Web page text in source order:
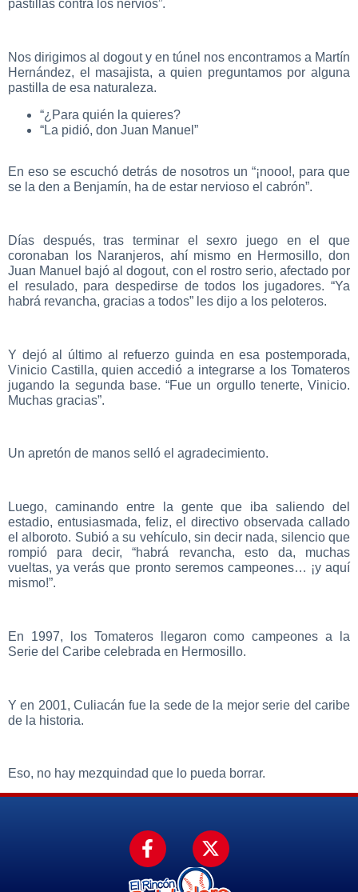
pastillas contra los nervios”.
Nos dirigimos al dogout y en túnel nos encontramos a Martín
Hernández, el masajista, a quien preguntamos por alguna
pastilla de esa naturaleza.
“¿Para quién la quieres?
“La pidió, don Juan Manuel”
En eso se escuchó detrás de nosotros un “¡nooo!, para que
se la den a Benjamín, ha de estar nervioso el cabrón”.
Días después, tras terminar el sexro juego en el que
coronaban los Naranjeros, ahí mismo en Hermosillo, don
Juan Manuel bajó al dogout, con el rostro serio, afectado por
el resulado, para despedirse de todos los jugadores. “Ya
habrá revancha, gracias a todos” les dijo a los peloteros.
Y dejó al último al refuerzo guinda en esa postemporada,
Vinicio Castilla, quien accedió a integrarse a los Tomateros
jugando la segunda base. “Fue un orgullo tenerte, Vinicio.
Muchas gracias”.
Un apretón de manos selló el agradecimiento.
Luego, caminando entre la gente que iba saliendo del
estadio, entusiasmada, feliz, el directivo observada callado
el alboroto. Subió a su vehículo, sin decir nada, silencio que
rompió para decir, “habrá revancha, esto da, muchas
vueltas, ya verás que pronto seremos campeones… ¡y aquí
mismo!”.
En 1997, los Tomateros llegaron como campeones a la
Serie del Caribe celebrada en Hermosillo.
Y en 2001, Culiacán fue la sede de la mejor serie del caribe
de la historia.
Eso, no hay mezquindad que lo pueda borrar.